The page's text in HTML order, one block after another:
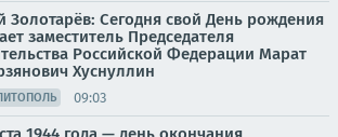
Золотарёв: Сегодня свой День рождения
заместитель Председателя
Российской Федерации Марат
Хуснуллин
09:03